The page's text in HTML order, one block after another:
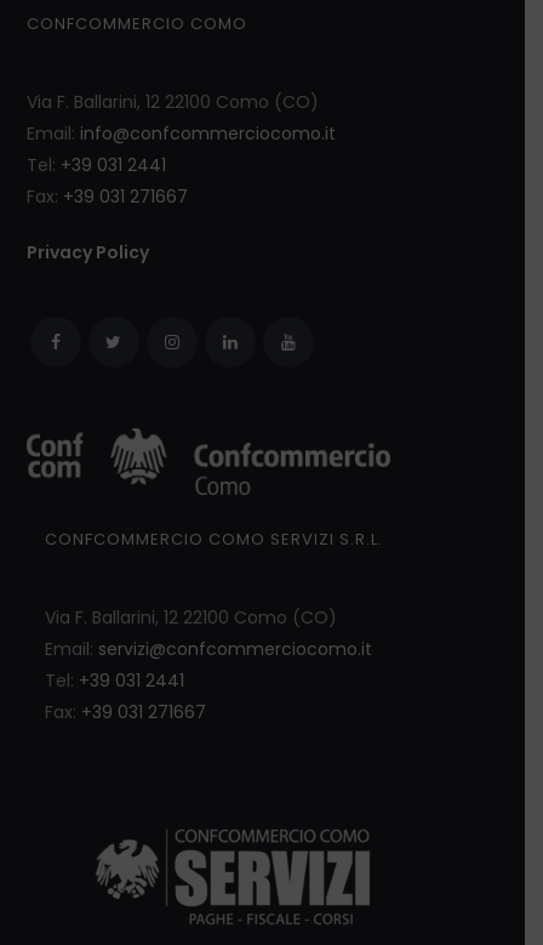
CONFCOMMERCIO COMO
Via F. Ballarini, 12 22100 Como (CO)
Email: info@confcommerciocomo.it
Tel: +39 031 2441
Fax: +39 031 271667
Privacy Policy
CONFCOMMERCIO COMO SERVIZI S.R.L.
Via F. Ballarini, 12 22100 Como (CO)
Email: servizi@confcommerciocomo.it
Tel: +39 031 2441
Fax: +39 031 271667